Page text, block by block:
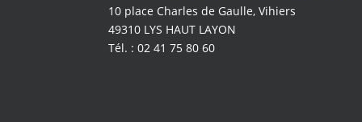
10 place Charles de Gaulle, Vihiers
49310 LYS HAUT LAYON
Tél. : 02 41 75 80 60